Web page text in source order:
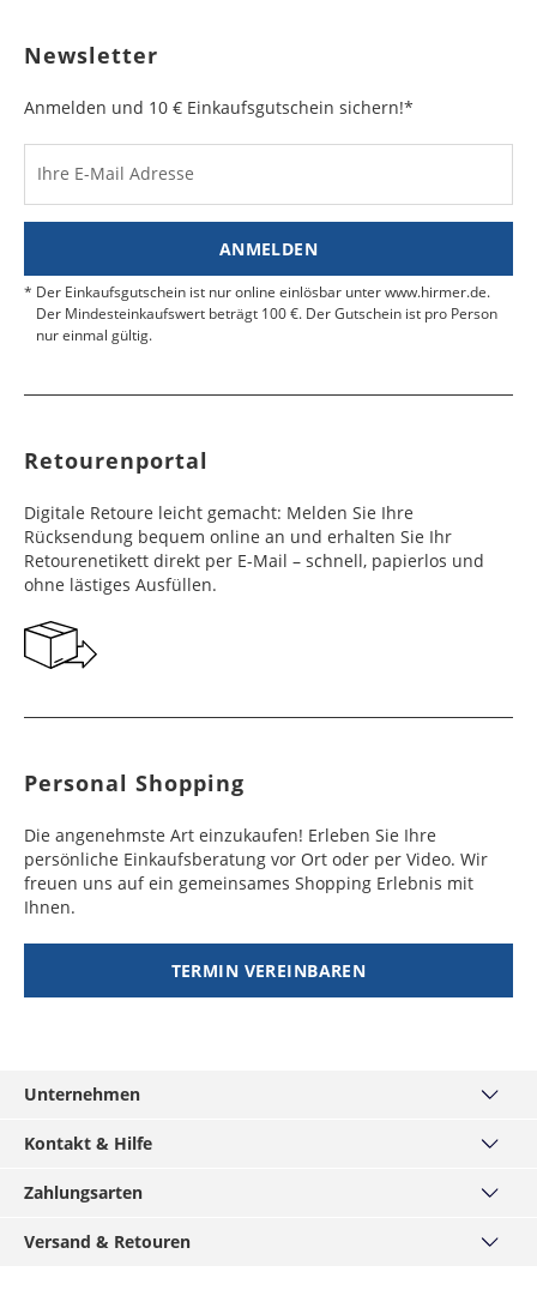
Newsletter
Anmelden und 10 € Einkaufsgutschein sichern!*
Ihre E-Mail Adresse
ANMELDEN
Der Einkaufsgutschein ist nur online einlösbar unter www.hirmer.de.
Der Mindesteinkaufswert beträgt 100 €. Der Gutschein ist pro Person
nur einmal gültig.
Retourenportal
Digitale Retoure leicht gemacht: Melden Sie Ihre
Rücksendung bequem online an und erhalten Sie Ihr
Retourenetikett direkt per E-Mail – schnell, papierlos und
ohne lästiges Ausfüllen.
Personal Shopping
Die angenehmste Art einzukaufen! Erleben Sie Ihre
persönliche Einkaufsberatung vor Ort oder per Video. Wir
freuen uns auf ein gemeinsames Shopping Erlebnis mit
Ihnen.
TERMIN VEREINBAREN
Unternehmen
MÄNNERKARTE
Kontakt & Hilfe
Grössentabellen
Zahlungsarten
Versand & Retouren